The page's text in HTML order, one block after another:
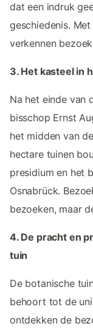
dat een indruk
geschiedenis.
verkennen
3. Het kasteel in
Na het einde van
bisschop Ernst
het midden van
hectare tuinen
presidium en het
Osnabrück.
bezoeken, maar
4. De pracht en
tuin
De botanische
behoort tot de
ontdekken de